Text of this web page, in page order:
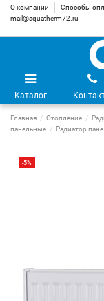
О компании Способы
mail@aquatherm72.ru
Каталог
Главная Отопление
панельные
Радиатор
-5%